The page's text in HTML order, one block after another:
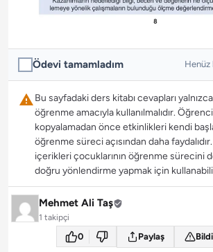
Ödevi tamamladım Henüz
Bu sayfadaki ders kitabı cevapları
öğrenme amacıyla kullanılmalıdır.
kopyalamadan önce etkinlikleri kendi
öğrenme süreci açısından daha
içerikleri çocuklarının öğrenme sürecini
doğru yönlendirme yapmak için
Mehmet Ali Taş
1 takipçi
0 Paylaş